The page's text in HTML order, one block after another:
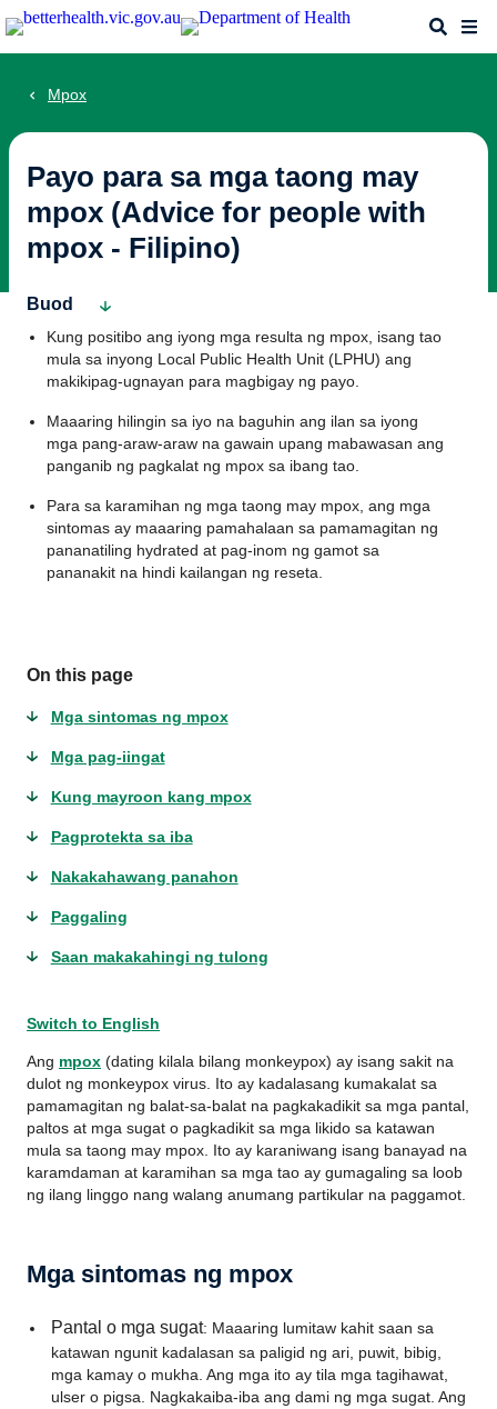
Skip
to
Search
Mpox
Payo para sa mga taong may
mpox (Advice for people with
mpox - Filipino)
Buod
Kung positibo ang iyong mga resulta ng mpox, isang tao
mula sa inyong Local Public Health Unit (LPHU) ang
makikipag-ugnayan para magbigay ng payo.
Maaaring hilingin sa iyo na baguhin ang ilan sa iyong
mga pang-araw-araw na gawain upang mabawasan ang
panganib ng pagkalat ng mpox sa ibang tao.
Para sa karamihan ng mga taong may mpox, ang mga
sintomas ay maaaring pamahalaan sa pamamagitan ng
pananatiling hydrated at pag-inom ng gamot sa
pananakit na hindi kailangan ng reseta.
On this page
Mga sintomas ng mpox
Mga pag-iingat
Kung mayroon kang mpox
Pagprotekta sa iba
Nakakahawang panahon
Paggaling
Saan makakahingi ng tulong
Switch to English
Ang mpox (dating kilala bilang monkeypox) ay isang sakit na
dulot ng monkeypox virus. Ito ay kadalasang kumakalat sa
pamamagitan ng balat-sa-balat na pagkakadikit sa mga pantal,
paltos at mga sugat o pagkadikit sa mga likido sa katawan
mula sa taong may mpox. Ito ay karaniwang isang banayad na
karamdaman at karamihan sa mga tao ay gumagaling sa loob
ng ilang linggo nang walang anumang partikular na paggamot.
Mga sintomas ng mpox
Pantal o mga sugat: Maaaring lumitaw kahit saan sa
katawan ngunit kadalasan sa paligid ng ari, puwit, bibig,
mga kamay o mukha. Ang mga ito ay tila mga tagihawat,
ulser o pigsa. Nagkakaiba-iba ang dami ng mga sugat. Ang